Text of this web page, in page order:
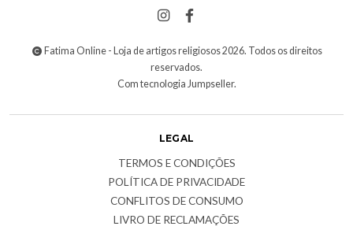
Fatima Online - Loja de artigos religiosos 2026. Todos os direitos
reservados.
Com tecnologia Jumpseller.
LEGAL
TERMOS E CONDIÇÕES
POLÍTICA DE PRIVACIDADE
CONFLITOS DE CONSUMO
LIVRO DE RECLAMAÇÕES